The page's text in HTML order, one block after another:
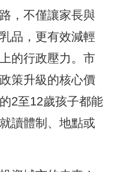
，不僅讓家長與
品，更有效減輕
的行政壓力。市
策升級的核心價
2至12歲孩子都能
讀體制、地點或